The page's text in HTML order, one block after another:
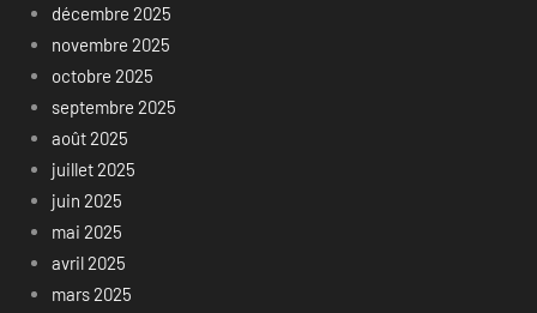
décembre 2025
novembre 2025
octobre 2025
septembre 2025
août 2025
juillet 2025
juin 2025
mai 2025
avril 2025
mars 2025